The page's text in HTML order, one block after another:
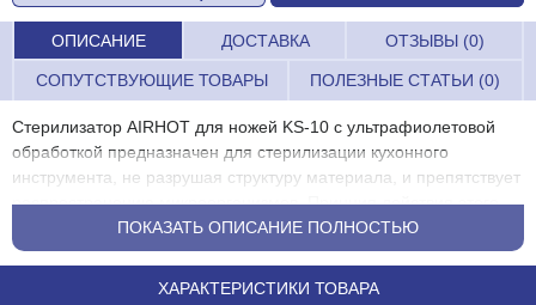
ОПИСАНИЕ ДОСТАВКА ОТЗЫВЫ (0)
СОПУТСТВУЮЩИЕ ТОВАРЫ ПОЛЕЗНЫЕ СТАТЬИ (0)
Стерилизатор AIRHOT для ножей KS-10 с ультрафиолетовой
обработкой предназначен для стерилизации кухонного
инструмента, не разрушая структуру материала, и препятствует
распространению микроорганизмов. Принцип действия этого
оборудования базируется на фотохимических реакциях,
возникающих под действием ультрафиолетового излучения.
ПОКАЗАТЬ ОПИСАНИЕ ПОЛНОСТЬЮ
ХАРАКТЕРИСТИКИ ТОВАРА